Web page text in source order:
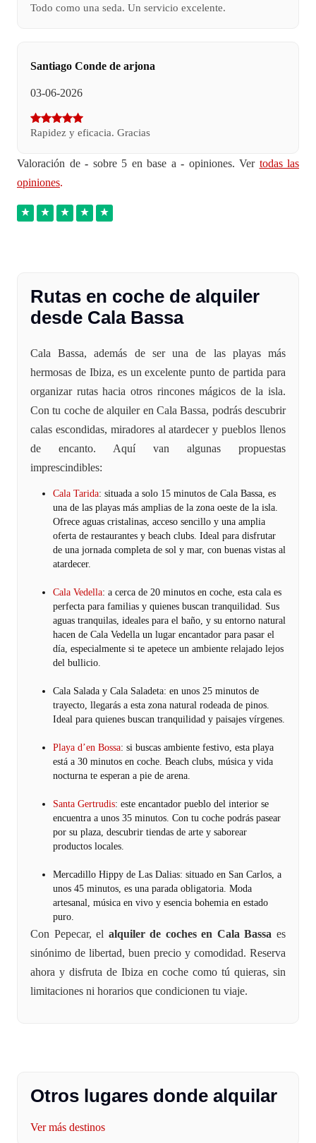
Todo como una seda. Un servicio excelente.
Santiago Conde de arjona
03-06-2026
Rapidez y eficacia. Gracias
Valoración de - sobre 5 en base a - opiniones. Ver todas las
opiniones.
Rutas en coche de alquiler
desde Cala Bassa
Cala Bassa, además de ser una de las playas más
hermosas de Ibiza, es un excelente punto de partida para
organizar rutas hacia otros rincones mágicos de la isla.
Con tu coche de alquiler en Cala Bassa, podrás descubrir
calas escondidas, miradores al atardecer y pueblos llenos
de encanto. Aquí van algunas propuestas
imprescindibles:
Cala Tarida: situada a solo 15 minutos de Cala Bassa, es
una de las playas más amplias de la zona oeste de la isla.
Ofrece aguas cristalinas, acceso sencillo y una amplia
oferta de restaurantes y beach clubs. Ideal para disfrutar
de una jornada completa de sol y mar, con buenas vistas al
atardecer.
Cala Vedella: a cerca de 20 minutos en coche, esta cala es
perfecta para familias y quienes buscan tranquilidad. Sus
aguas tranquilas, ideales para el baño, y su entorno natural
hacen de Cala Vedella un lugar encantador para pasar el
día, especialmente si te apetece un ambiente relajado lejos
del bullicio.
Cala Salada y Cala Saladeta: en unos 25 minutos de
trayecto, llegarás a esta zona natural rodeada de pinos.
Ideal para quienes buscan tranquilidad y paisajes vírgenes.
Playa d’en Bossa: si buscas ambiente festivo, esta playa
está a 30 minutos en coche. Beach clubs, música y vida
nocturna te esperan a pie de arena.
Santa Gertrudis: este encantador pueblo del interior se
encuentra a unos 35 minutos. Con tu coche podrás pasear
por su plaza, descubrir tiendas de arte y saborear
productos locales.
Mercadillo Hippy de Las Dalias: situado en San Carlos, a
unos 45 minutos, es una parada obligatoria. Moda
artesanal, música en vivo y esencia bohemia en estado
puro.
Con Pepecar, el alquiler de coches en Cala Bassa es
sinónimo de libertad, buen precio y comodidad. Reserva
ahora y disfruta de Ibiza en coche como tú quieras, sin
limitaciones ni horarios que condicionen tu viaje.
Otros lugares donde alquilar
Ver más destinos